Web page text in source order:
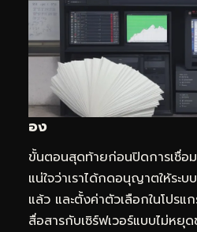
อง
ขั้นตอนสุดท้ายก่อนปิดการเชื่อ
แน่ใจว่าเราได้กดอนุญาตให้ระ
แล้ว และตั้งค่าตัวเลือกในโปรแ
สื่อสารกับเซิร์ฟเวอร์แบบไม่หยุ